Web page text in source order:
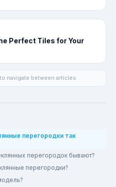
Perfect Tiles for Your
navigate between articles
перегородки так
перегородок бывают?
перегородки?